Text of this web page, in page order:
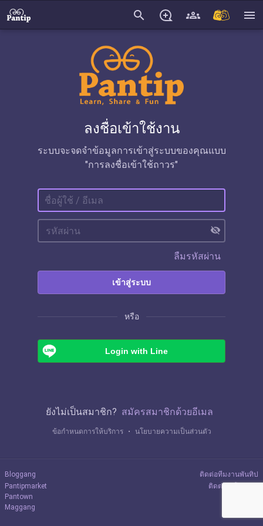
search menu
ลงชื่อเข้าใช้งาน
ระบบจะจดจำข้อมูลการเข้าสู่ระบบของคุณแบบ
"การลงชื่อเข้าใช้ถาวร"
visibility_off
ลืมรหัสผ่าน
เข้าสู่ระบบ
หรือ
Login with Line
ยังไม่เป็นสมาชิก? สมัครสมาชิกด้วยอีเมล
ข้อกำหนดการให้บริการ ・ นโยบายความเป็นส่วนตัว
Bloggang
Pantipmarket
Pantown
Maggang
ติดต่อทีมงานพันทิป
ติดต่อลงโฆษณา